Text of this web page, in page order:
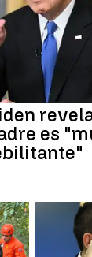
es